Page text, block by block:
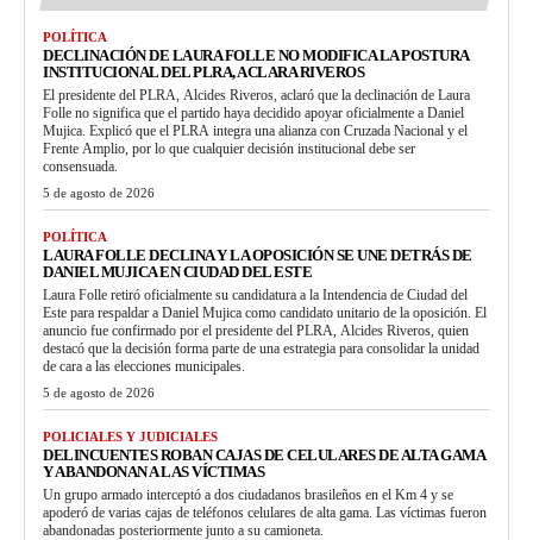
POLÍTICA
DECLINACIÓN DE LAURA FOLLE NO MODIFICA LA POSTURA
INSTITUCIONAL DEL PLRA, ACLARA RIVEROS
El presidente del PLRA, Alcides Riveros, aclaró que la declinación de Laura
Folle no significa que el partido haya decidido apoyar oficialmente a Daniel
Mujica. Explicó que el PLRA integra una alianza con Cruzada Nacional y el
Frente Amplio, por lo que cualquier decisión institucional debe ser
consensuada.
5 de agosto de 2026
POLÍTICA
LAURA FOLLE DECLINA Y LA OPOSICIÓN SE UNE DETRÁS DE
DANIEL MUJICA EN CIUDAD DEL ESTE
Laura Folle retiró oficialmente su candidatura a la Intendencia de Ciudad del
Este para respaldar a Daniel Mujica como candidato unitario de la oposición. El
anuncio fue confirmado por el presidente del PLRA, Alcides Riveros, quien
destacó que la decisión forma parte de una estrategia para consolidar la unidad
de cara a las elecciones municipales.
5 de agosto de 2026
POLICIALES Y JUDICIALES
DELINCUENTES ROBAN CAJAS DE CELULARES DE ALTA GAMA
Y ABANDONAN A LAS VÍCTIMAS
Un grupo armado interceptó a dos ciudadanos brasileños en el Km 4 y se
apoderó de varias cajas de teléfonos celulares de alta gama. Las víctimas fueron
abandonadas posteriormente junto a su camioneta.